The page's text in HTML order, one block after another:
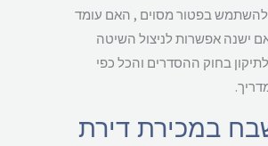
בפטור מסוים , האם עומד
ישנה אפשרות לניצול השיטה
בחוק ההסדרים והכל כפי
במכירת דירת